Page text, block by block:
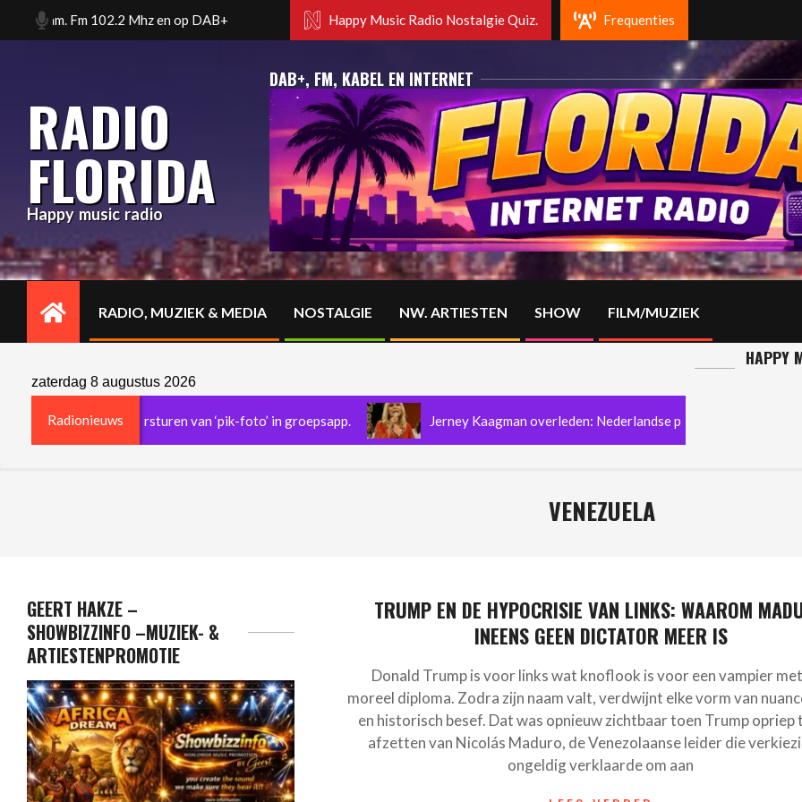
Fm 102.2 Mhz en op DAB+ Happy music radio. Florida radio Rotterdam. Fm 102.2 Mhz en op DAB+
Happy Music Radio Nostalgie Quiz. Frequenties
RADIO
FLORIDA
Happy music radio
DAB+, FM, KABEL EN INTERNET
Primary
Navigation
RADIO, MUZIEK & MEDIA NOSTALGIE NW. ARTIESTEN SHOW FILM/MUZIEK
zaterdag 8 augustus 2026
Radionieuws
geschorst na versturen van ‘pik-foto’ in groepsapp. Jerney Kaagman overleden: Nederlandse popmuziek verliest de
HAPPY
VENEZUELA
TRUMP EN DE HYPOCRISIE VAN LINKS: WAAROM
INEENS GEEN DICTATOR MEER IS
Donald Trump is voor links wat knoflook is voor een vampier
moreel diploma. Zodra zijn naam valt, verdwijnt elke vorm van
en historisch besef. Dat was opnieuw zichtbaar toen Trump opriep
afzetten van Nicolás Maduro, de Venezolaanse leider die
ongeldig verklaarde om aan
GEERT HAKZE –
SHOWBIZZINFO –MUZIEK- &
ARTIESTENPROMOTIE